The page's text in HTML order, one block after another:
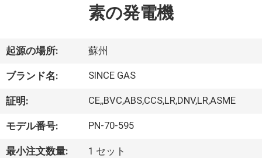
わ
た
し
た
素の発電機
起源の場所: 蘇州
ブランド名: SINCE GAS
証明: CE,,BVC,ABS,CCS,LR,DNV,LR,ASME
モデル番号: PN-70-595
最小注文数量: 1 セット